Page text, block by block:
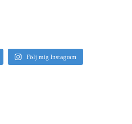
Följ mig Instagram